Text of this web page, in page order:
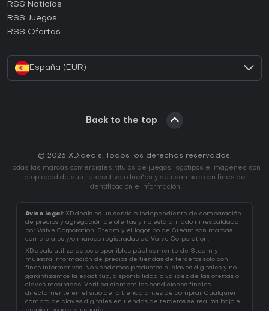
¿Cómo activar una CD Key de Ubisoft Connect?
RSS Noticias
RSS Juegos
RSS Ofertas
España (EUR)
Back to the top
© 2026 XD.deals. Todos los derechos reservados.
Todas las marcas comerciales, títulos de juegos, logotipos e imágenes son
propiedad de sus respectivos dueños y se usan solo con fines de
identificación e información.
Aviso legal: XD.deals es un servicio independiente de comparación
de precios y agregación de ofertas y no está afiliado ni respaldado
por Valve Corporation. Steam y el logotipo de Steam son marcas
comerciales y/o marcas registradas de Valve Corporation.
XD.deals utiliza datos disponibles públicamente de Steam y
muestra información de precios de tiendas de terceros solo con
fines informativos. No vendemos productos ni claves digitales y no
garantizamos la exactitud, disponibilidad o validez de las ofertas o
claves mostradas. Verifica siempre las condiciones finales
directamente en el sitio de la tienda antes de comprar. Cualquier
compra de claves digitales en tiendas de terceros se realiza bajo el